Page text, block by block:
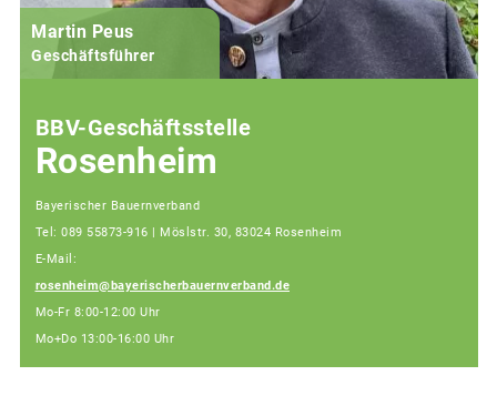
Martin Peus
Geschäftsführer
BBV-Geschäftsstelle
Rosenheim
Bayerischer Bauernverband
Tel: 089 55873-916 | Möslstr. 30, 83024 Rosenheim
E-Mail:
rosenheim@bayerischerbauernverband.de
Mo-Fr 8:00-12:00 Uhr
Mo+Do 13:00-16:00 Uhr